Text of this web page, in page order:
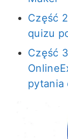
Część
quizu
Część
pytania